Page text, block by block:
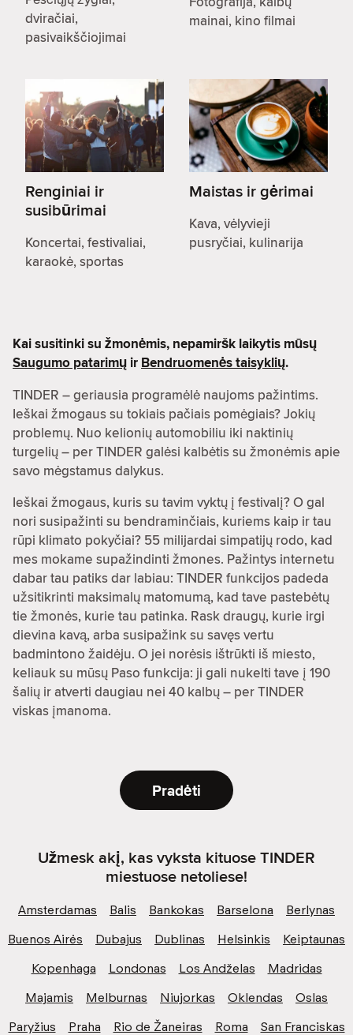
dviračiai,
pasivaikščiojimai
mainai, kino filmai
Renginiai ir
susibūrimai
Koncertai, festivaliai,
karaokė, sportas
Maistas ir gėrimai
Kava, vėlyvieji
pusryčiai, kulinarija
Kai susitinki su žmonėmis, nepamiršk laikytis mūsų
Saugumo patarimų ir Bendruomenės taisyklių.
TINDER – geriausia programėlė naujoms pažintims.
Ieškai žmogaus su tokiais pačiais pomėgiais? Jokių
problemų. Nuo kelionių automobiliu iki naktinių
turgelių – per TINDER galėsi kalbėtis su žmonėmis apie
savo mėgstamus dalykus.
Ieškai žmogaus, kuris su tavim vyktų į festivalį? O gal
nori susipažinti su bendraminčiais, kuriems kaip ir tau
rūpi klimato pokyčiai? 55 milijardai simpatijų rodo, kad
mes mokame supažindinti žmones. Pažintys internetu
dabar tau patiks dar labiau: TINDER funkcijos padeda
užsitikrinti maksimalų matomumą, kad tave pastebėtų
tie žmonės, kurie tau patinka. Rask draugų, kurie irgi
dievina kavą, arba susipažink su savęs vertu
badmintono žaidėju. O jei norėsis ištrūkti iš miesto,
keliauk su mūsų Paso funkcija: ji gali nukelti tave į 190
šalių ir atverti daugiau nei 40 kalbų – per TINDER
viskas įmanoma.
Pradėti
Užmesk akį, kas vyksta kituose TINDER
miestuose netoliese!
Amsterdamas Balis Bankokas Barselona
Berlynas
Buenos Airės
Dubajus Dublinas Helsinkis
Keiptaunas
Kopenhaga
Londonas Los Andželas
Madridas
Majamis
Melburnas Niujorkas Oklendas
Oslas
Paryžius
Praha Rio de Žaneiras Roma
San Franciskas